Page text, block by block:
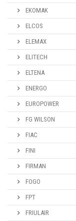
EKOMAK
ELCOS
ELEMAX
ELITECH
ELTENA
ENERGO
EUROPOWER
FG WILSON
FIAC
FINI
FIRMAN
FOGO
FPT
FRIULAIR